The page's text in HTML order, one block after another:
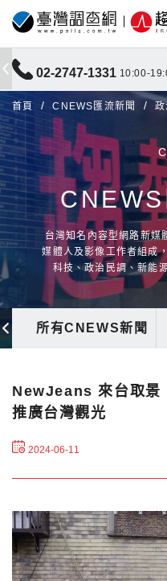
02-2747-1331 10:00-
首頁 CNEWS匯流新聞
台灣知名內容型網路新
媒體人及影像工作者組成
科技、政治民調、新能
所有CNEWS新聞
NewJeans 來台取景
推廣台灣觀光
2024-06-11